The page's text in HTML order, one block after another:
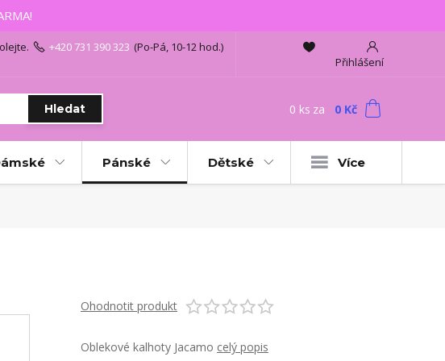
Přihlášení
Hledat
+420 731 390 323 (Po-Pá, 10-12 hod.)
0 ks za 0 Kč
Pánské Dětské Více
Ohodnotit produkt
Oblekové kalhoty Jacamo celý popis